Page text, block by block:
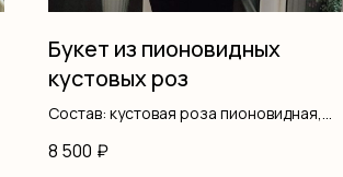
Букет из пионовидных
кустовых роз
Состав: кустовая роза пионовидная,
8 500 ₽